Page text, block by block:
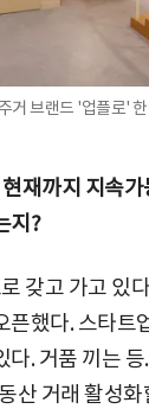
거 브랜드 '업플로'
재까지 지속가
지?
갖고 가고 있
픈했다. 스타트
다. 거품 끼는
산 거래 활성